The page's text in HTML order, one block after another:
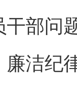
部问
洁纪